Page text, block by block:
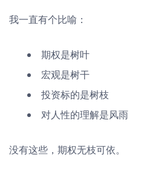
我一直有个比喻：
期权是树叶
宏观是树干
投资标的是树枝
对人性的理解是风雨
没有这些，期权无枝可依。